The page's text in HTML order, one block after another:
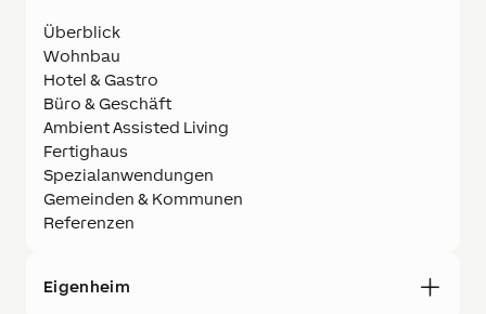
Überblick
Wohnbau
Hotel & Gastro
Büro & Geschäft
Ambient Assisted Living
Fertighaus
Spezialanwendungen
Gemeinden & Kommunen
Referenzen
Eigenheim